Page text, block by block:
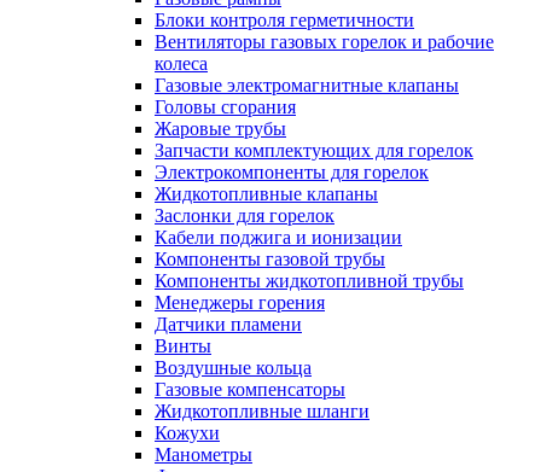
Блоки контроля герметичности
Вентиляторы газовых горелок и рабочие
колеса
Газовые электромагнитные клапаны
Головы сгорания
Жаровые трубы
Запчасти комплектующих для горелок
Электрокомпоненты для горелок
Жидкотопливные клапаны
Заслонки для горелок
Кабели поджига и ионизации
Компоненты газовой трубы
Компоненты жидкотопливной трубы
Менеджеры горения
Датчики пламени
Винты
Воздушные кольца
Газовые компенсаторы
Жидкотопливные шланги
Кожухи
Манометры